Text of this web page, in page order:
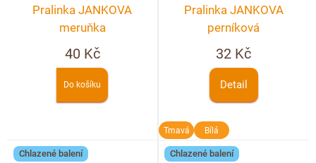
Pralinka JANKOVA
meruňka
40 Kč
Do košíku
Pralinka JANKOVA
perníková
32 Kč
Detail
Tmavá Bílá
Chlazené balení Chlazené balení